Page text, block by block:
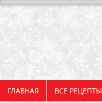
ГЛАВНАЯ ВСЕ РЕЦЕПТЫ